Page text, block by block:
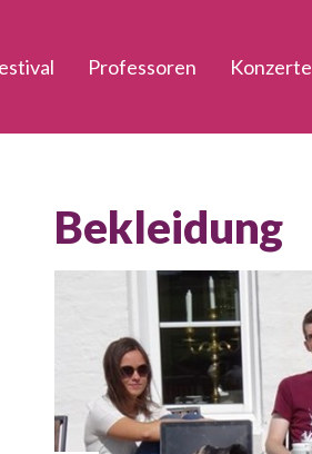
Professoren Konzerte
Bekleidung